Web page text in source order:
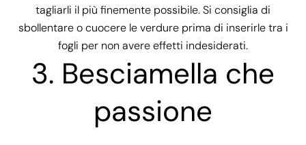
tagliarli il più finemente possibile. Si consiglia di
sbollentare o cuocere le verdure prima di inserirle tra i
fogli per non avere effetti indesiderati.
3. Besciamella che
passione